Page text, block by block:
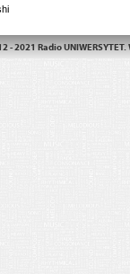
- 2021 Radio